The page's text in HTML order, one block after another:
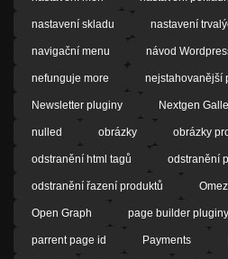
nastavení skladu nastavení
navigační menu návod
nefunguje more nejstahovanější
Newsletter pluginy Nextgen
nulled obrázky obrázky
odstranění html tagů odstranění
odstranění řazení produktů
Open Graph page builder pluginy
parrent page id Payments